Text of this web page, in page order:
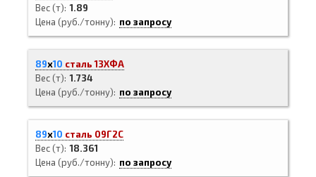
Вес (т) 1.89
Цена (руб./тонну)
по запросу
89х10 сталь 13ХФА
Вес (т) 1.734
Цена (руб./тонну)
по запросу
89х10 сталь 09Г2С
Вес (т) 18.361
Цена (руб./тонну)
по запросу